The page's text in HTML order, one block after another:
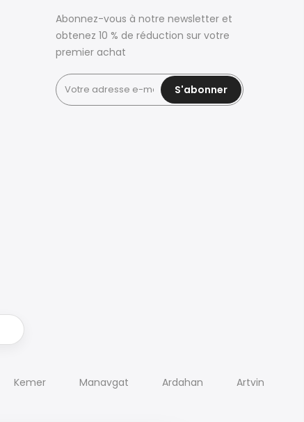
Abonnez-vous à notre newsletter et
obtenez 10 % de réduction sur votre
premier achat
S'abonner
Kemer Manavgat Ardahan
Artvin